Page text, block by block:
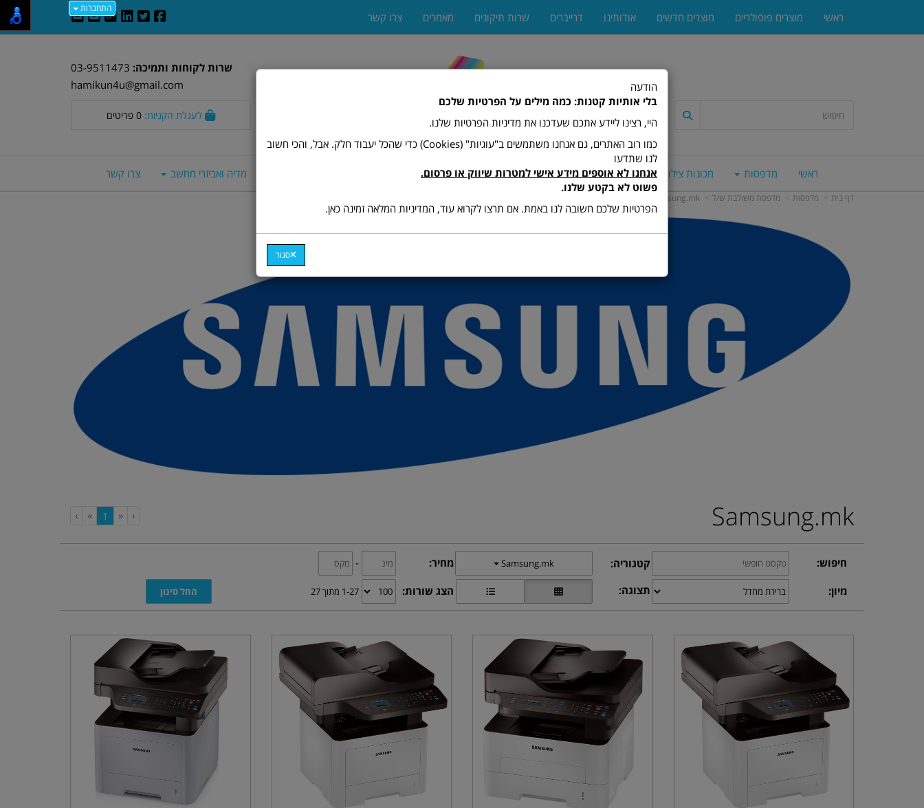
התחברות
שרות לקוחות ותמיכה: 03-9511473
hamikun4u@gmail.com
0
ראשי מדפסות מכונות צילום סורקים מגרסות מתכלים (טונרים ודיו) מדיה ואביזרי מחשב צרו קשר
ראשי מוצרים פופולריים מוצרים חדשים אודותינו דרייברים שרות תיקונים מאמרים צרו קשר
דף בית מדפסות מדפסת משולבת ש/ל Samsung.mk
Samsung.mk
‹
«
1
»
›
חיפוש: קטגוריה: Samsung.mk מחיר: -
מיון: תצוגה: הצג שורות: 1-27 מתוך 27
הודעה
בלי אותיות קטנות: כמה מילים על הפרטיות שלכם
היי, רצינו ליידע אתכם שעדכנו את מדיניות הפרטיות שלנו.
כמו רוב האתרים, גם אנחנו משתמשים ב"עוגיות" (Cookies) כדי שהכל יעבוד חלק. אבל, והכי חשוב
לנו שתדעו
אנחנו לא אוספים מידע אישי למטרות שיווק או פרסום.
פשוט לא בקטע שלנו.
הפרטיות שלכם חשובה לנו באמת. אם תרצו לקרוא עוד, המדיניות המלאה זמינה כאן.
סגור